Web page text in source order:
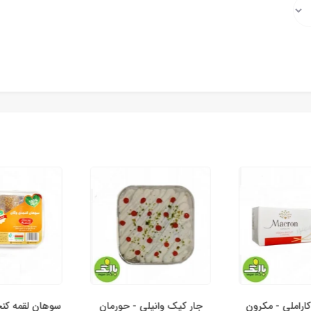
- مکرون
جار کیک وانیلی - حورمان
سوهان لقمه